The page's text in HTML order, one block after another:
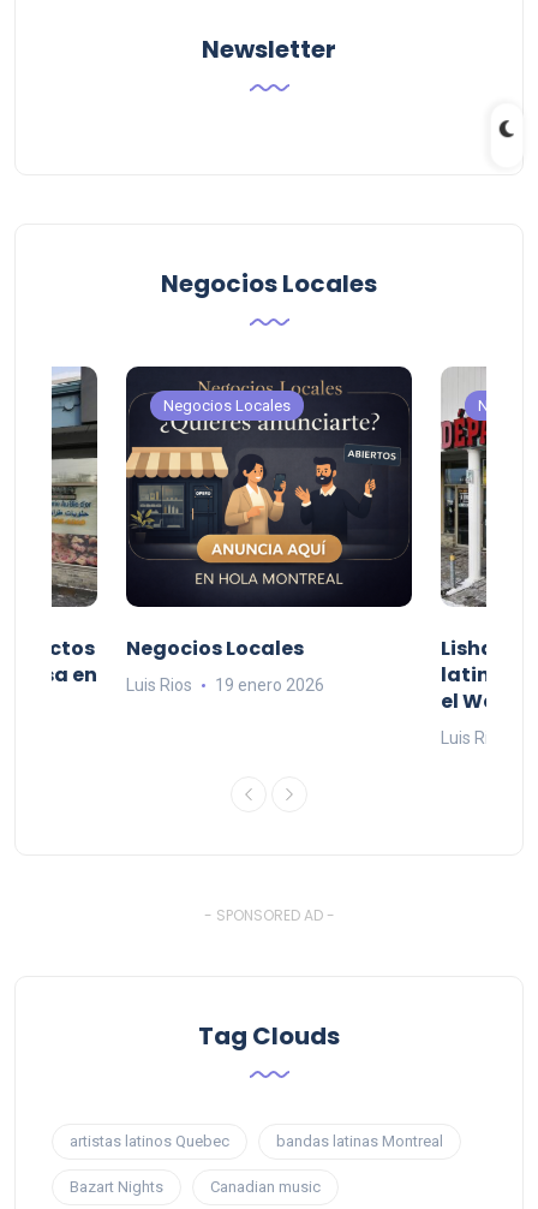
Newsletter
Negocios Locales
casa en
Negocios Locales
Negocios Locales
Luis Rios 19 enero 2026
Lishaam
latinos
el West
Luis Rios
- SPONSORED AD -
Tag Clouds
artistas latinos Quebec bandas latinas Montreal
Bazart Nights Canadian music